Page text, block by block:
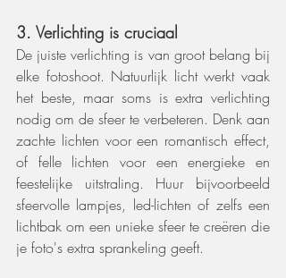
3. Verlichting is cruciaal
De juiste verlichting is van groot belang bij
elke fotoshoot. Natuurlijk licht werkt vaak
het beste, maar soms is extra verlichting
nodig om de sfeer te verbeteren. Denk aan
zachte lichten voor een romantisch effect,
of felle lichten voor een energieke en
feestelijke uitstraling. Huur bijvoorbeeld
sfeervolle lampjes, led-lichten of zelfs een
lichtbak om een unieke sfeer te creëren die
je foto's extra sprankeling geeft.